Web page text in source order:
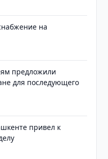
на
предложили
для последующего
привел к